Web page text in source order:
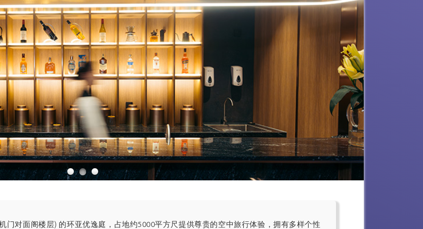
门对面阁楼层) 的环亚优逸庭，占地约5000平方尺提供尊贵的空中旅行体验，拥有多样个性